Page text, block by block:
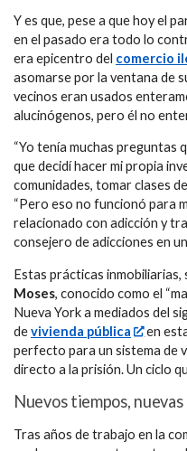
Y es que, pese a que hoy el
en el pasado era todo lo
era epicentro del comercio
asomarse por la ventana de
vecinos eran usados
alucinógenos, pero él no
“Yo tenía muchas preguntas
que decidí hacer mi propia
comunidades, tomar clases
“Pero eso no funcionó para
relacionado con adicción y
consejero de adicciones en
Estas prácticas inmobiliarias,
Moses, conocido como el
Nueva York a mediados del
devivienda pública
en
perfecto para un sistema de
directo a la prisión. Un ciclo
Nuevos tiempos,
Tras años de trabajo en la